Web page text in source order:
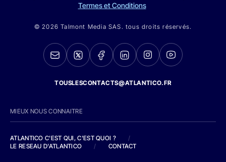
Termes et Conditions
© 2026 Talmont Media SAS. tous droits réservés.
TOUSLESCONTACTS@ATLANTICO.FR
MIEUX NOUS CONNAITRE
ATLANTICO C'EST QUI, C'EST QUOI ?
/
LE RESEAU D'ATLANTICO
/ CONTACT